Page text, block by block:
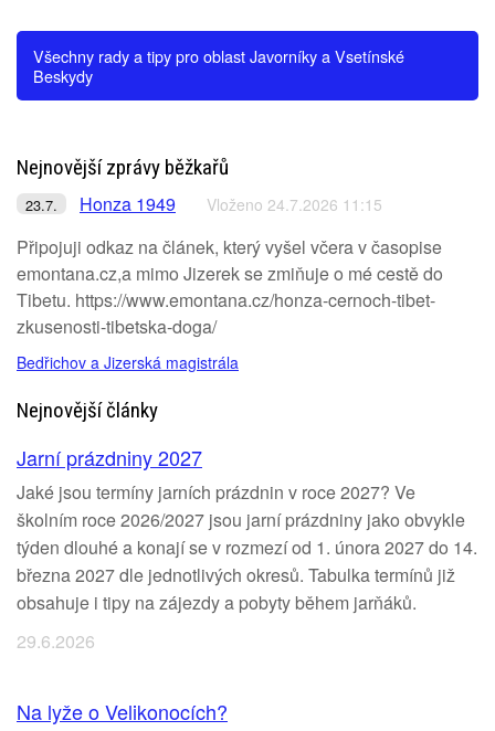
Všechny rady a tipy pro oblast Javorníky a Vsetínské
Beskydy
Nejnovější zprávy běžkařů
23.7. Honza 1949 Vloženo 24.7.2026 11:15
Připojuji odkaz na článek, který vyšel včera v časopise
emontana.cz,a mimo Jizerek se zmiňuje o mé cestě do
Tibetu. https://www.emontana.cz/honza-cernoch-tibet-
zkusenosti-tibetska-doga/
Bedřichov a Jizerská magistrála
Nejnovější články
Jarní prázdniny 2027
Jaké jsou termíny jarních prázdnin v roce 2027? Ve
školním roce 2026/2027 jsou jarní prázdniny jako obvykle
týden dlouhé a konají se v rozmezí od 1. února 2027 do 14.
března 2027 dle jednotlivých okresů. Tabulka termínů již
obsahuje i tipy na zájezdy a pobyty během jarňáků.
29.6.2026
Na lyže o Velikonocích?